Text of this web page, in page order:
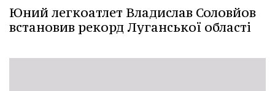
Юний легкоатлет Владислав Соловйов
встановив рекорд Луганської області